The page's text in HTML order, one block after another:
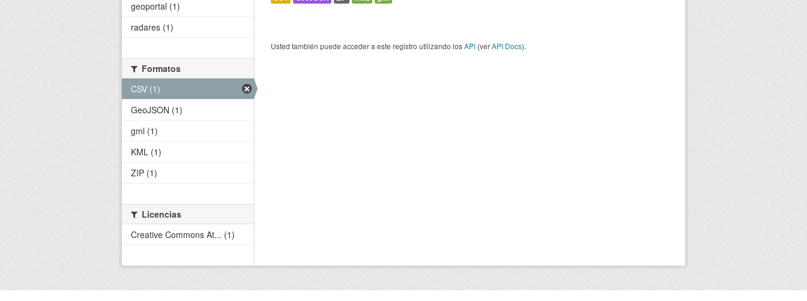
Usted también puede acceder a este registro utilizando losAPI (verAPI Docs).
geoportal (1)
radares (1)
Formatos
CSV (1)
GeoJSON (1)
gml (1)
KML (1)
ZIP (1)
Licencias
Creative Commons At... (1)